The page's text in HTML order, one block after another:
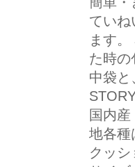
ていね
ます
た時の
中袋と
国内
地各
クッ